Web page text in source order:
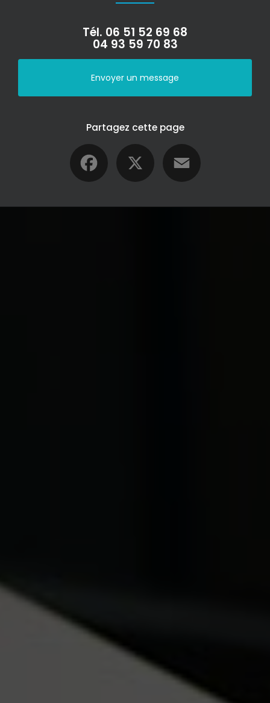
Tél. 06 51 52 69 68
04 93 59 70 83
Envoyer un message
Partagez cette page
Facebook